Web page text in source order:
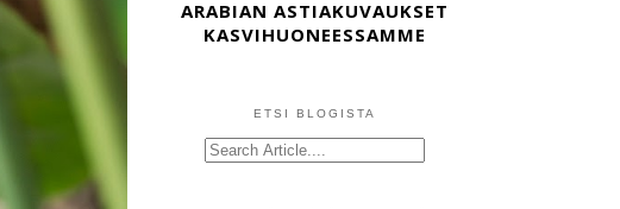
ARABIAN ASTIAKUVAUKSET
KASVIHUONEESSAMME
ETSI BLOGISTA